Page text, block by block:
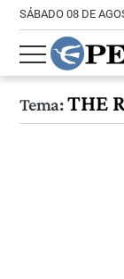
SÁBADO 08 DE
Tema:THE